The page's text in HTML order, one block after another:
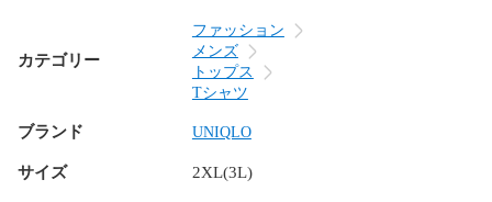
カテゴリー
ファッション
メンズ
トップス
Tシャツ
ブランド UNIQLO
サイズ 2XL(3L)